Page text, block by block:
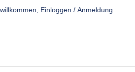
willkommen, Einloggen / Anmeldung